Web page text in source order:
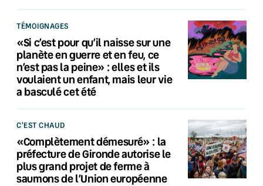
TÉMOIGNAGES
«Si c’est pour qu’il naisse sur une
planète en guerre et en feu, ce
n’est pas la peine» : elles et ils
voulaient un enfant, mais leur vie
a basculé cet été
C'EST CHAUD
«Complètement démesuré» : la
préfecture de Gironde autorise le
plus grand projet de ferme à
saumons de l’Union européenne